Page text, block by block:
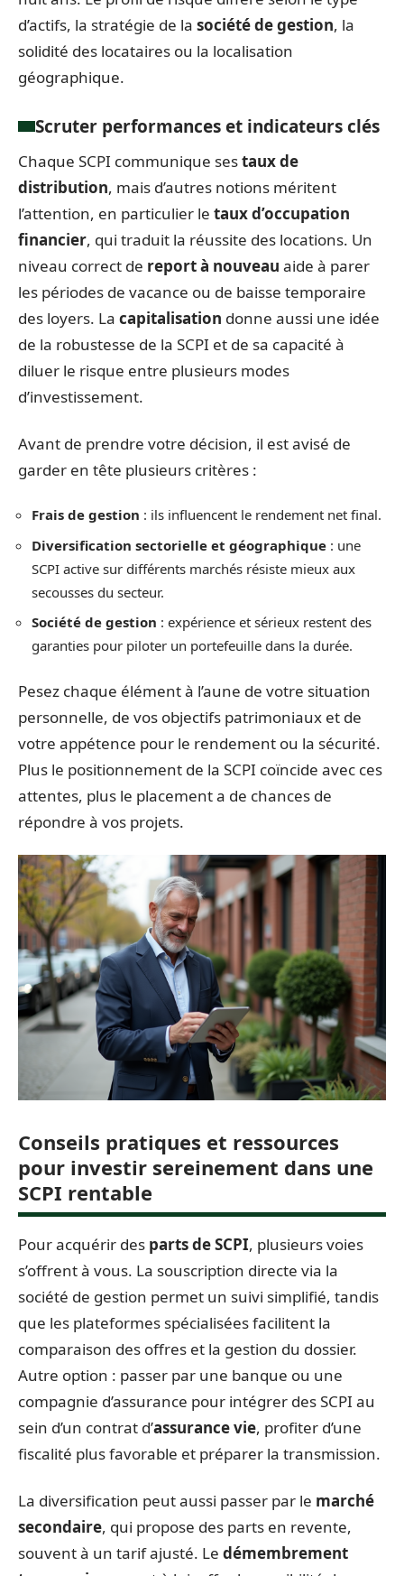
d’actifs, la stratégie de la société de gestion, la
solidité des locataires ou la localisation
géographique.
Scruter performances et indicateurs clés
Chaque SCPI communique sestaux de
distribution, mais d’autres notions méritent
l’attention, en particulier le taux d’occupation
financier, qui traduit la réussite des locations. Un
niveau correct de report à nouveau aide à parer
les périodes de vacance ou de baisse temporaire
des loyers. La capitalisation donne aussi une idée
de la robustesse de la SCPI et de sa capacité à
diluer le risque entre plusieurs modes
d’investissement.
Avant de prendre votre décision, il est avisé de
garder en tête plusieurs critères :
Frais de gestion : ils influencent le rendement net final.
Diversification sectorielle et géographique : une
SCPI active sur différents marchés résiste mieux aux
secousses du secteur.
Société de gestion : expérience et sérieux restent des
garanties pour piloter un portefeuille dans la durée.
Pesez chaque élément à l’aune de votre situation
personnelle, de vos objectifs patrimoniaux et de
votre appétence pour le rendement ou la sécurité.
Plus le positionnement de la SCPI coïncide avec ces
attentes, plus le placement a de chances de
répondre à vos projets.
Conseils pratiques et ressources
pour investir sereinement dans une
SCPI rentable
Pour acquérir des parts de SCPI, plusieurs voies
s’offrent à vous. La souscription directe via la
société de gestion permet un suivi simplifié, tandis
que les plateformes spécialisées facilitent la
comparaison des offres et la gestion du dossier.
Autre option : passer par une banque ou une
compagnie d’assurance pour intégrer des SCPI au
sein d’un contrat d’assurance vie, profiter d’une
fiscalité plus favorable et préparer la transmission.
La diversification peut aussi passer par le marché
secondaire, qui propose des parts en revente,
souvent à un tarif ajusté. Le démembrement